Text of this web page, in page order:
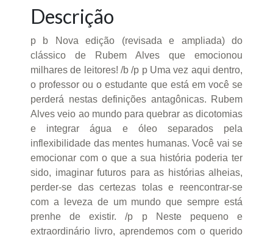
Descrição
p b Nova edição (revisada e ampliada) do
clássico de Rubem Alves que emocionou
milhares de leitores! /b /p p Uma vez aqui dentro,
o professor ou o estudante que está em você se
perderá nestas definições antagônicas. Rubem
Alves veio ao mundo para quebrar as dicotomias
e integrar água e óleo separados pela
inflexibilidade das mentes humanas. Você vai se
emocionar com o que a sua história poderia ter
sido, imaginar futuros para as histórias alheias,
perder-se das certezas tolas e reencontrar-se
com a leveza de um mundo que sempre está
prenhe de existir. /p p Neste pequeno e
extraordinário livro, aprendemos com o querido